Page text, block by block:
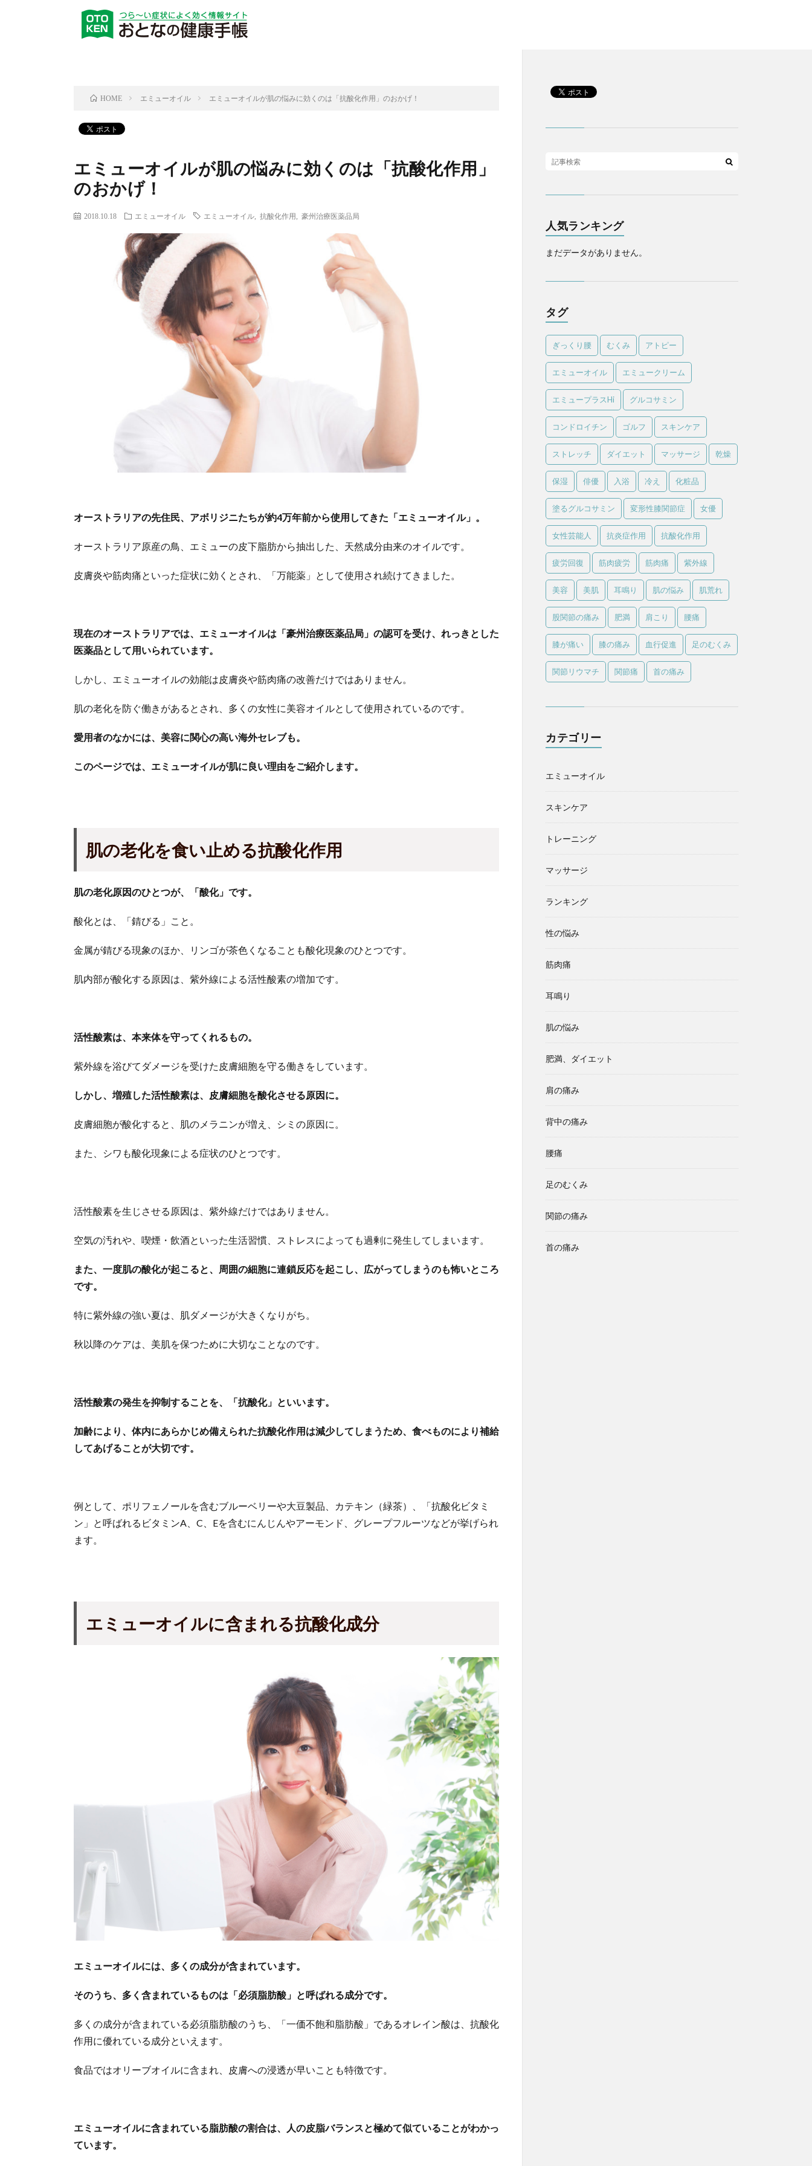
HOME エミューオイル エミューオイルが肌の悩みに効くのは「抗酸化作用」のおかげ！
エミューオイルが肌の悩みに効くのは「抗酸化作用」
のおかげ！
2018.10.18 エミューオイル エミューオイル 抗酸化作用 豪州治療医薬品局
オーストラリアの先住民、アボリジニたちが約4万年前から使用してきた「エミューオイル」。
オーストラリア原産の鳥、エミューの皮下脂肪から抽出した、天然成分由来のオイルです。
皮膚炎や筋肉痛といった症状に効くとされ、「万能薬」として使用され続けてきました。
現在のオーストラリアでは、エミューオイルは「豪州治療医薬品局」の認可を受け、れっきとした
医薬品として用いられています。
しかし、エミューオイルの効能は皮膚炎や筋肉痛の改善だけではありません。
肌の老化を防ぐ働きがあるとされ、多くの女性に美容オイルとして使用されているのです。
愛用者のなかには、美容に関心の高い海外セレブも。
このページでは、エミューオイルが肌に良い理由をご紹介します。
肌の老化を食い止める抗酸化作用
肌の老化原因のひとつが、「酸化」です。
酸化とは、「錆びる」こと。
金属が錆びる現象のほか、リンゴが茶色くなることも酸化現象のひとつです。
肌内部が酸化する原因は、紫外線による活性酸素の増加です。
活性酸素は、本来体を守ってくれるもの。
紫外線を浴びてダメージを受けた皮膚細胞を守る働きをしています。
しかし、増殖した活性酸素は、皮膚細胞を酸化させる原因に。
皮膚細胞が酸化すると、肌のメラニンが増え、シミの原因に。
また、シワも酸化現象による症状のひとつです。
活性酸素を生じさせる原因は、紫外線だけではありません。
空気の汚れや、喫煙・飲酒といった生活習慣、ストレスによっても過剰に発生してしまいます。
また、一度肌の酸化が起こると、周囲の細胞に連鎖反応を起こし、広がってしまうのも怖いところ
です。
特に紫外線の強い夏は、肌ダメージが大きくなりがち。
秋以降のケアは、美肌を保つために大切なことなのです。
活性酸素の発生を抑制することを、「抗酸化」といいます。
加齢により、体内にあらかじめ備えられた抗酸化作用は減少してしまうため、食べものにより補給
してあげることが大切です。
例として、ポリフェノールを含むブルーベリーや大豆製品、カテキン（緑茶）、「抗酸化ビタミ
ン」と呼ばれるビタミンA、C、Eを含むにんじんやアーモンド、グレープフルーツなどが挙げられ
ます。
エミューオイルに含まれる抗酸化成分
エミューオイルには、多くの成分が含まれています。
そのうち、多く含まれているものは「必須脂肪酸」と呼ばれる成分です。
多くの成分が含まれている必須脂肪酸のうち、「一価不飽和脂肪酸」であるオレイン酸は、抗酸化
作用に優れている成分といえます。
食品ではオリーブオイルに含まれ、皮膚への浸透が早いことも特徴です。
エミューオイルに含まれている脂肪酸の割合は、人の皮脂バランスと極めて似ていることがわかっ
ています。
人気ランキング
まだデータがありません。
タグ
ぎっくり腰 むくみ アトピー
エミューオイル エミュークリーム
エミュープラスHi グルコサミン
コンドロイチン ゴルフ スキンケア
ストレッチ ダイエット マッサージ 乾燥
保湿 俳優 入浴 冷え 化粧品
塗るグルコサミン 変形性膝関節症 女優
女性芸能人 抗炎症作用 抗酸化作用
疲労回復 筋肉疲労 筋肉痛 紫外線
美容 美肌 耳鳴り 肌の悩み 肌荒れ
股関節の痛み 肥満 肩こり 腰痛
膝が痛い 膝の痛み 血行促進 足のむくみ
関節リウマチ 関節痛 首の痛み
カテゴリー
エミューオイル
スキンケア
トレーニング
マッサージ
ランキング
性の悩み
筋肉痛
耳鳴り
肌の悩み
肥満、ダイエット
肩の痛み
背中の痛み
腰痛
足のむくみ
関節の痛み
首の痛み